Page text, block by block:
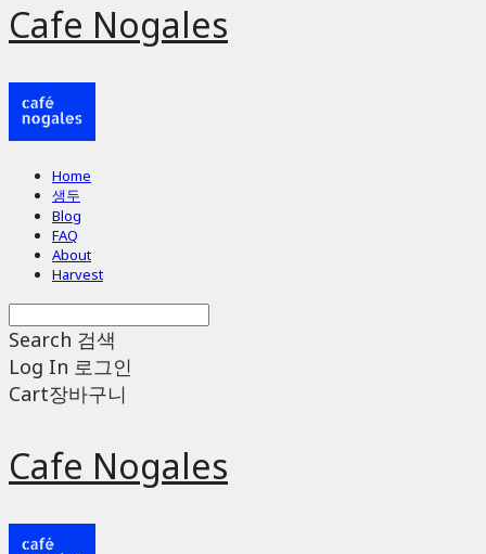
Cafe Nogales
Home
생두
Blog
FAQ
About
Harvest
Search 검색
Log In 로그인
Cart장바구니
Cafe Nogales